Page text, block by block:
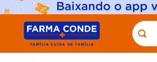
O que você
Termos mais